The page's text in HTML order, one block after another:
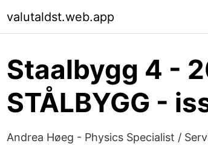
valutaldst.web.app
Staalbygg 4 -
STÅLBYGG -
Andrea Høeg - Physics Specialist /